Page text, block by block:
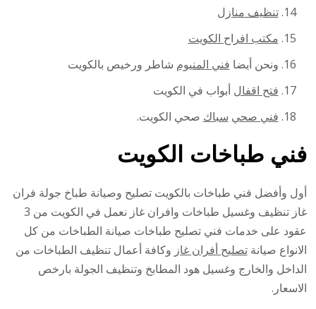
تنظيف منازل
مكتب افراح الكويت
ونحن أيضا فني المنيوم شاطر ورخيص بالكويت
فتح اقفال أبواب في الكويت
فني صحي سباك صحي الكويت.
فني طباخات الكويت
أول وأفضل فني طباخات بالكويت تصليح وصيانة طباخ جولة فران
غاز تنظيف وغسيل طباخات وافران غاز نعمل في الكويت من 3
عقود على خدمات فني تصليح طباخات صيانة الطباخات من كل
الانواع صيانةتصليح أفران غاز وكافة أعمال تنظيف الطباخات من
الداخل والخارج وغسيل هود المطابخ وتنظيف الجولة بارخص
الاسعار.